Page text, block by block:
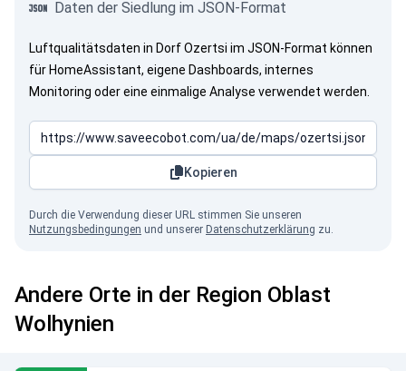
Daten der Siedlung im JSON-Format
Luftqualitätsdaten in Dorf Ozertsi im JSON-Format können
für HomeAssistant, eigene Dashboards, internes
Monitoring oder eine einmalige Analyse verwendet werden.
Kopieren
Durch die Verwendung dieser URL stimmen Sie unseren
Nutzungsbedingungen und unserer Datenschutzerklärung zu.
Andere Orte in der Region Oblast
Wolhynien